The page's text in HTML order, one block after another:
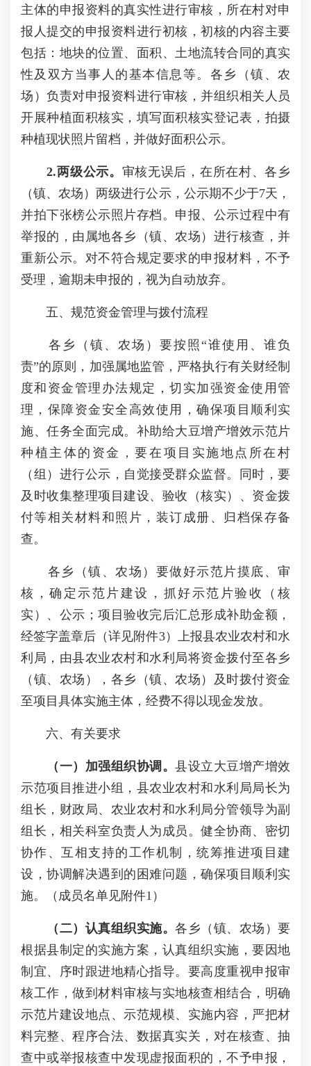
主体的申报资料的真实性进行审核，所在村对申
报人提交的申报资料进行初核，初核的内容主要
包括：地块的位置、面积、土地流转合同的真实
性及双方当事人的基本信息等。各乡（镇、农
场）负责对申报资料进行审核，并组织相关人员
开展种植面积核实，填写面积核实登记表，拍摄
种植现状照片留档，并做好面积公示。
2.两级公示。 审核无误后，在所在村、各乡
（镇、农场）两级进行公示，公示期不少于7天，
并拍下张榜公示照片存档。申报、公示过程中有
举报的，由属地各乡（镇、农场）进行核查，并
重新公示。对不符合规定要求的申报材料，不予
受理，逾期未申报的，视为自动放弃。
五、规范资金管理与拨付流程
各乡（镇、农场）要按照“谁使用、谁负
责”的原则，加强属地监管，严格执行有关财经制
度和资金管理办法规定，切实加强资金使用管
理，保障资金安全高效使用，确保项目顺利实
施、任务全面完成。补助给大豆增产增效示范片
种植主体的资金，要在项目实施地点所在村
（组）进行公示，自觉接受群众监督。同时，要
及时收集整理项目建设、验收（核实）、资金拨
付等相关材料和照片，装订成册、归档保存备
查。
各乡（镇、农场）要做好示范片摸底、审
核，确定示范片建设，抓好示范片验收（核
实）、公示；项目验收完后汇总形成补助金额，
经签字盖章后（详见附件3）上报县农业农村和水
利局，由县农业农村和水利局将资金拨付至各乡
（镇、农场），各乡（镇、农场）及时拨付资金
至项目具体实施主体，经费不得以现金发放。
六、有关要求
（一）加强组织协调。 县设立大豆增产增效
示范项目推进小组，县农业农村和水利局局长为
组长，财政局、农业农村和水利局分管领导为副
组长，相关科室负责人为成员。健全协商、密切
协作、互相支持的工作机制，统筹推进项目建
设，协调解决遇到的困难问题，确保项目顺利实
施。（成员名单见附件1）
（二）认真组织实施。 各乡（镇、农场）要
根据县制定的实施方案，认真组织实施，要因地
制宜、序时跟进地精心指导。要高度重视申报审
核工作，做到材料审核与实地核查相结合，明确
示范片建设地点、示范规模、实施内容，严把材
料完整、程序合法、数据真实关，对在核查、抽
查中或举报核查中发现虚报面积的，不予申报，